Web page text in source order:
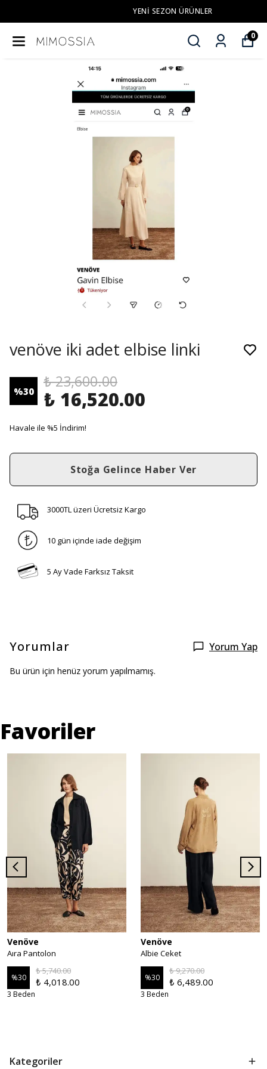
YENI SEZON ÜRÜNLER
0
venöve iki adet elbise linki
%30
₺ 23,600.00
₺ 16,520.00
Havale ile %5 İndirim!
Stoğa Gelince Haber Ver
3000TL üzeri Ücretsiz Kargo
10 gün içinde iade değişim
5 Ay Vade Farksız Taksit
Yorumlar Yorum Yap
Bu ürün için henüz yorum yapılmamış.
Favoriler
Venöve
Aıra Pantolon
%30
₺ 5,740.00
₺ 4,018.00
3 Beden
Venöve
Albie Ceket
%30
₺ 9,270.00
₺ 6,489.00
3 Beden
Kategoriler